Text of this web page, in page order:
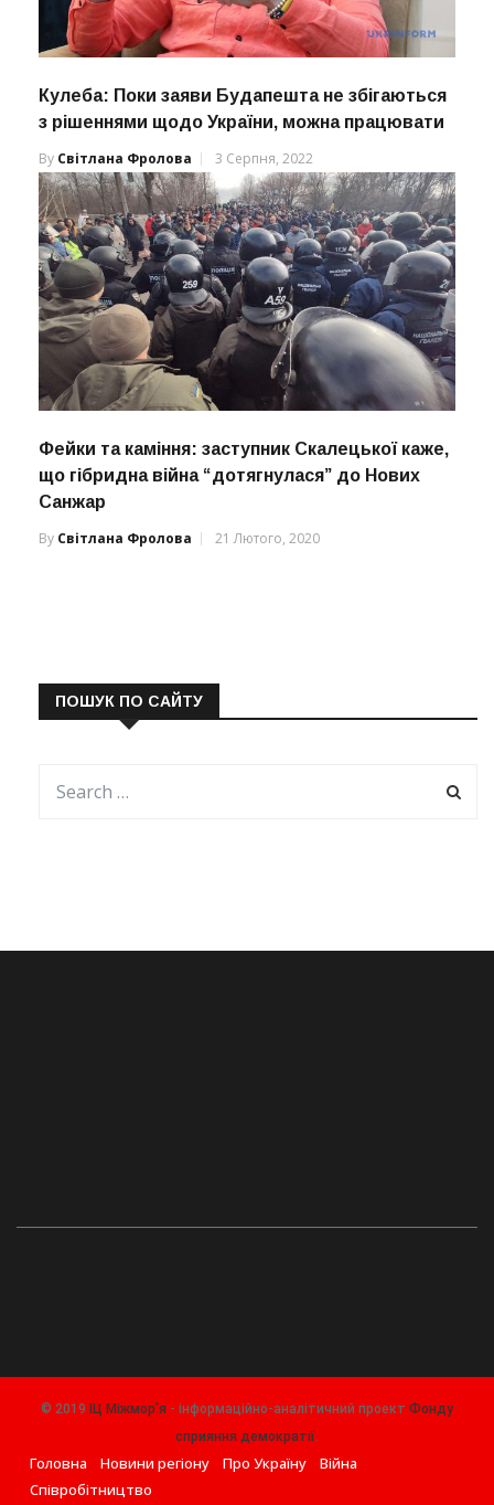
Кулеба: Поки заяви Будапешта не збігаються
з рішеннями щодо України, можна працювати
By Світлана Фролова 3 Серпня, 2022
Фейки та каміння: заступник Скалецької каже,
що гібридна війна “дотягнулася” до Нових
Санжар
By Світлана Фролова 21 Лютого, 2020
ПОШУК ПО САЙТУ
© 2019 ІЦ Міжмор'я - інформаційно-аналітичний проект Фонду
сприяння демократії
Головна Новини регіону Про Україну
Війна
Співробітництво